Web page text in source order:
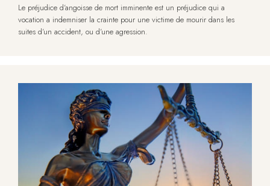
Le préjudice d’angoisse de mort imminente est un préjudice qui a
vocation a indemniser la crainte pour une victime de mourir dans les
suites d’un accident, ou d’une agression.